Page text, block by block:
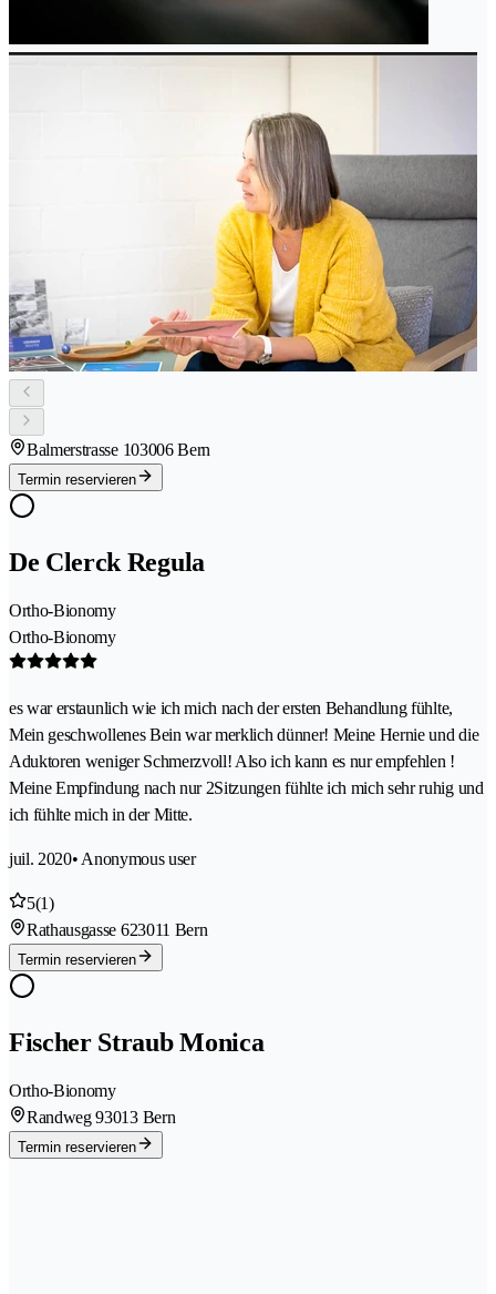
Balmerstrasse 103006 Bern
Termin reservieren
De Clerck Regula
Ortho-Bionomy
Ortho-Bionomy
es war erstaunlich wie ich mich nach der ersten Behandlung fühlte,
Mein geschwollenes Bein war merklich dünner! Meine Hernie und die
Aduktoren weniger Schmerzvoll! Also ich kann es nur empfehlen !
Meine Empfindung nach nur 2Sitzungen fühlte ich mich sehr ruhig und
ich fühlte mich in der Mitte.
juil. 2020• Anonymous user
5(1)
Rathausgasse 623011 Bern
Termin reservieren
Fischer Straub Monica
Ortho-Bionomy
Randweg 93013 Bern
Termin reservieren